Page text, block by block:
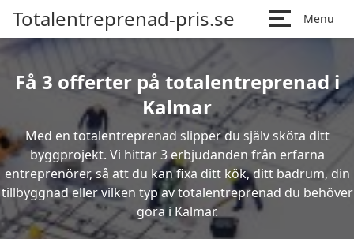
Totalentreprenad-pris.se Menu
Få 3 offerter på totalentreprenad i
Kalmar
Med en totalentreprenad slipper du själv sköta ditt
byggprojekt. Vi hittar 3 erbjudanden från erfarna
entreprenörer, så att du kan fixa ditt kök, ditt badrum, din
tillbyggnad eller vilken typ av totalentreprenad du behöver
göra i Kalmar.